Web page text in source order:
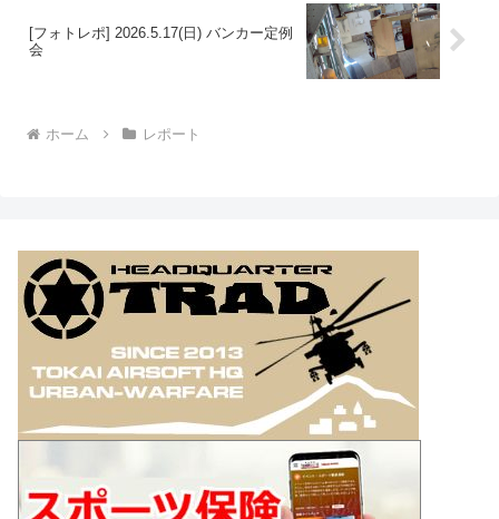
[フォトレポ] 2026.5.17(日) バンカー定例
会
ホーム レポート